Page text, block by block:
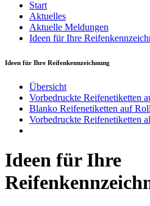
Start
Aktuelles
Aktuelle Meldungen
Ideen für Ihre
Ideen für Ihre Reifenkennzeichnung
Übersicht
Vorbedruckte Reifenetiketten
Blanko Reifenetiketten auf
Vorbedruckte Reifenetiketten
Ideen für Ihre